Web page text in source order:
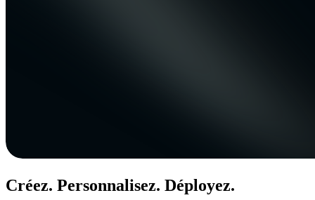
Créez. Personnalisez. Déployez.